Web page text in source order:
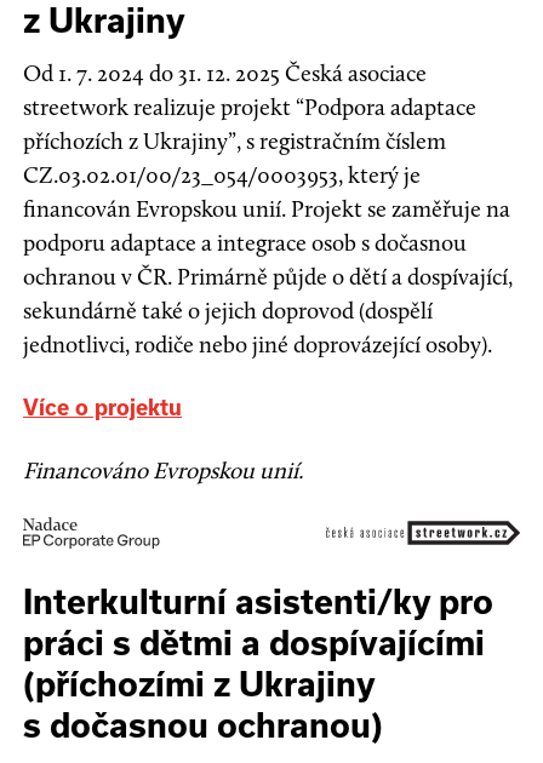
z Ukrajiny
Od 1. 7. 2024 do 31. 12. 2025 Česká asociace
streetwork realizuje projekt “Podpora adaptace
příchozích z Ukrajiny”, s registračním číslem
CZ.03.02.01/00/23_054/0003953, který je
financován Evropskou unií. Projekt se zaměřuje na
podporu adaptace a integrace osob s dočasnou
ochranou v ČR. Primárně půjde o dětí a dospívající,
sekundárně také o jejich doprovod (dospělí
jednotlivci, rodiče nebo jiné doprovázející osoby).
Více o projektu
Financováno Evropskou unií.
Interkulturní asistenti/ky pro
práci s dětmi a dospívajícími
(příchozími z Ukrajiny
s dočasnou ochranou)